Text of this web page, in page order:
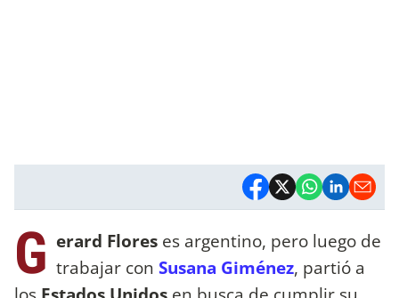
G erard Flores es argentino, pero luego de
trabajar con Susana Giménez, partió a